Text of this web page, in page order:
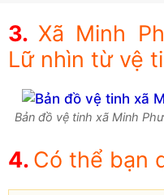
Xã Minh
Lữ nhìn từ vệ
Bản đồ vệ tinh xã Minh
Có thể bạn